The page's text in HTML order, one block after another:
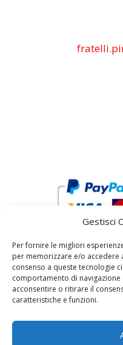
Gestisci
Per fornire le migliori
per memorizzare e/o
consenso a queste tecnologie
comportamento di navigazione
acconsentire o ritirare il
caratteristiche e funzioni.
reCAPTCHA Google’s